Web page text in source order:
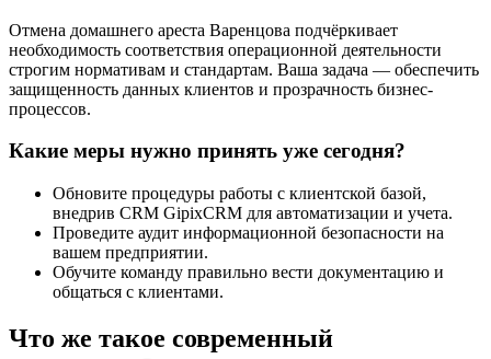
Отмена домашнего ареста Варенцова подчёркивает
необходимость соответствия операционной деятельности
строгим нормативам и стандартам. Ваша задача — обеспечить
защищенность данных клиентов и прозрачность бизнес-
процессов.
Какие меры нужно принять уже сегодня?
Обновите процедуры работы с клиентской базой,
внедрив CRM GipixCRM для автоматизации и учета.
Проведите аудит информационной безопасности на
вашем предприятии.
Обучите команду правильно вести документацию и
общаться с клиентами.
Что же такое современный